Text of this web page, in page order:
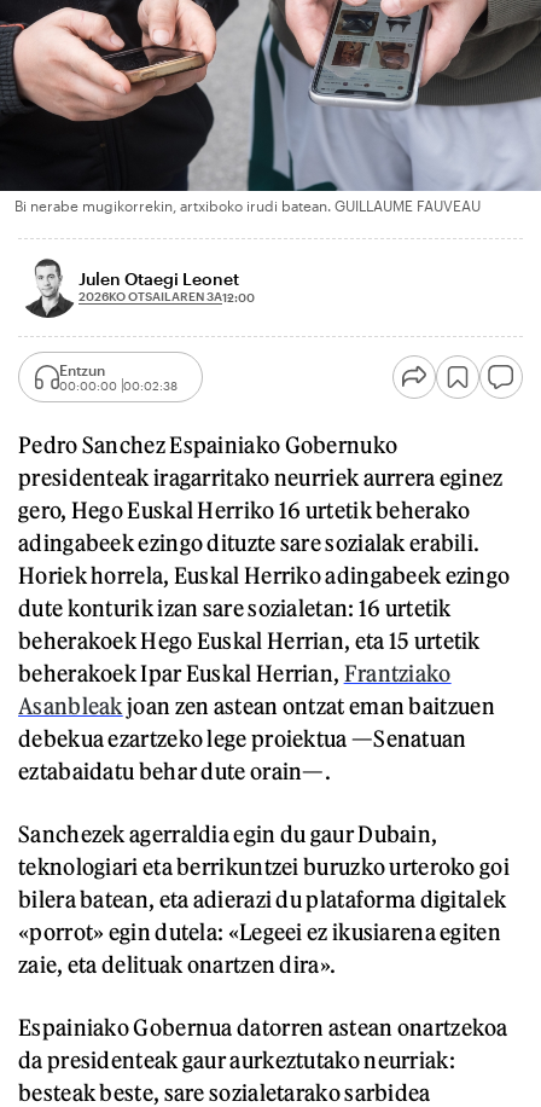
Bi nerabe mugikorrekin, artxiboko irudi batean. GUILLAUME FAUVEAU
Julen Otaegi Leonet
2026KO OTSAILAREN 3A12:00
Entzun
00:00:00 00:02:38
Pedro Sanchez Espainiako Gobernuko
presidenteak iragarritako neurriek aurrera eginez
gero, Hego Euskal Herriko 16 urtetik beherako
adingabeek ezingo dituzte sare sozialak erabili.
Horiek horrela, Euskal Herriko adingabeek ezingo
dute konturik izan sare sozialetan: 16 urtetik
beherakoek Hego Euskal Herrian, eta 15 urtetik
beherakoek Ipar Euskal Herrian, Frantziako
Asanbleakjoan zen astean ontzat eman baitzuen
debekua ezartzeko lege proiektua —Senatuan
eztabaidatu behar dute orain—.
Sanchezek agerraldia egin du gaur Dubain,
teknologiari eta berrikuntzei buruzko urteroko goi
bilera batean, eta adierazi du plataforma digitalek
«porrot» egin dutela: «Legeei ez ikusiarena egiten
zaie, eta delituak onartzen dira».
Espainiako Gobernua datorren astean onartzekoa
da presidenteak gaur aurkeztutako neurriak:
besteak beste, sare sozialetarako sarbidea